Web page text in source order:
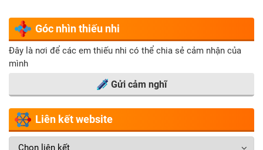
Góc nhìn thiếu nhi
Đây là nơi để các em thiếu nhi có thể chia sẻ cảm nhận của
mình
Gửi cảm nghĩ
Liên kết website